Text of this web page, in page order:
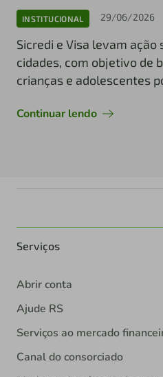
INSTITUCIONAL 29/06/2026
Sicredi e Visa levam
cidades, com objetivo de
crianças e adolescentes
Continuar lendo
Serviços
Abrir conta
Ajude RS
Serviços ao mercado
Canal do consorciado